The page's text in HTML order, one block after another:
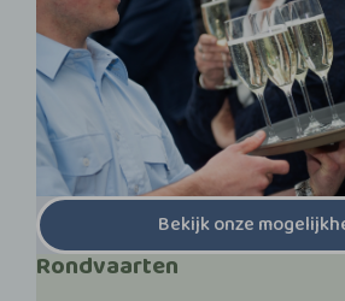
Bekijk onze
Rondvaarten